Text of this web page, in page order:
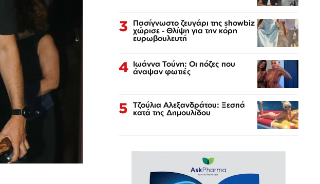
3 Πασίγνωστο ζευγάρι της showbiz
χώρισε - Θλίψη για την κόρη
ευρωβουλευτή
4 Ιωάννα Τούνη: Οι πόζες που
άναψαν φωτιές
5 Τζούλια Αλεξανδράτου: Ξεσπά
κατά της Δημουλίδου